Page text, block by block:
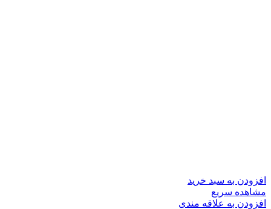
افزودن به سبد خرید
مشاهده سریع
افزودن به علاقه مندی